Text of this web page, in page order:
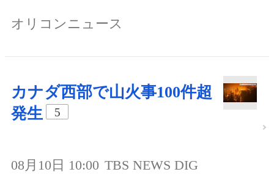
オリコンニュース
カナダ西部で山火事100件超
発生
5
08月10日 10:00 TBS NEWS DIG